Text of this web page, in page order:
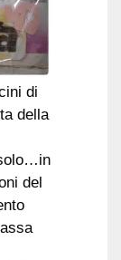
di
della
del